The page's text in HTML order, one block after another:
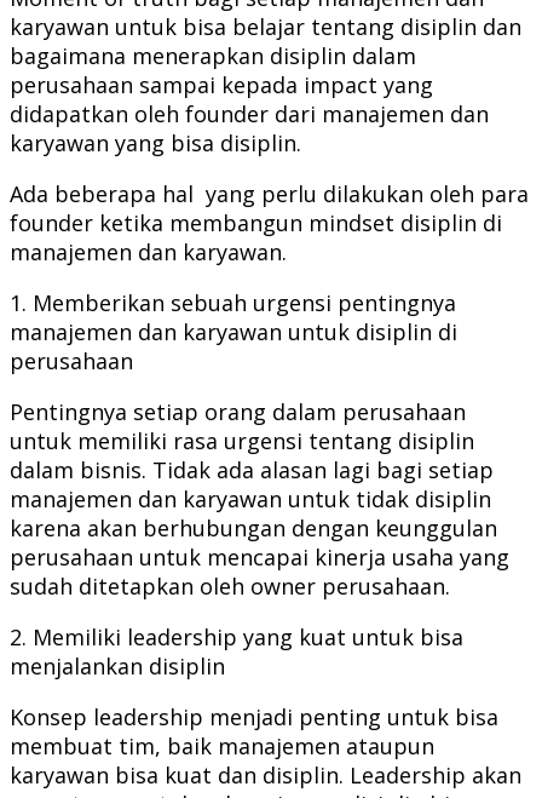
karyawan untuk bisa belajar tentang disiplin dan
bagaimana menerapkan disiplin dalam
perusahaan sampai kepada impact yang
didapatkan oleh founder dari manajemen dan
karyawan yang bisa disiplin.
Ada beberapa hal yang perlu dilakukan oleh para
founder ketika membangun mindset disiplin di
manajemen dan karyawan.
1. Memberikan sebuah urgensi pentingnya
manajemen dan karyawan untuk disiplin di
perusahaan
Pentingnya setiap orang dalam perusahaan
untuk memiliki rasa urgensi tentang disiplin
dalam bisnis. Tidak ada alasan lagi bagi setiap
manajemen dan karyawan untuk tidak disiplin
karena akan berhubungan dengan keunggulan
perusahaan untuk mencapai kinerja usaha yang
sudah ditetapkan oleh owner perusahaan.
2. Memiliki leadership yang kuat untuk bisa
menjalankan disiplin
Konsep leadership menjadi penting untuk bisa
membuat tim, baik manajemen ataupun
karyawan bisa kuat dan disiplin. Leadership akan